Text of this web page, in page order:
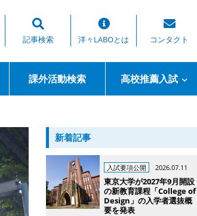
記事検索 洋々LABOとは コンタクト
課外活動検索 高校推薦入試
新着記事
入試要項公開 2026.07.11
東京大学が2027年9月開設
の新教育課程「College of
Design」の入学者選抜概
要を発表